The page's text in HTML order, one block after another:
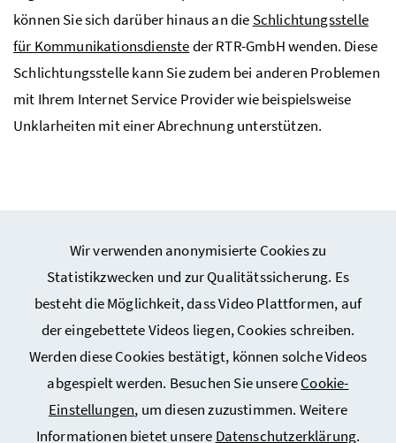
Wir verwenden anonymisierte Cookies zu
Statistikzwecken und zur Qualitätssicherung. Es
besteht die Möglichkeit, dass Video Plattformen, auf
der eingebettete Videos liegen, Cookies schreiben.
Werden diese Cookies bestätigt, können solche Videos
abgespielt werden. Besuchen Sie unsereCookie-
Einstellungen, um diesen zuzustimmen. Weitere
Informationen bietet unsere Datenschutzerklärung.
können Sie sich darüber hinaus an die Schlichtungsstelle
für Kommunikationsdiensteder RTR-GmbH wenden. Diese
Schlichtungsstelle kann Sie zudem bei anderen Problemen
mit Ihrem Internet Service Provider wie beispielsweise
Unklarheiten mit einer Abrechnung unterstützen.
Webseiten Kunst und Kultur
Webseiten Sport
Service